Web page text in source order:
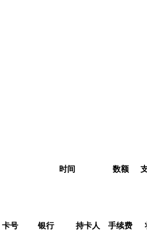
时间 数额
卡号 银行 持卡人 手续费